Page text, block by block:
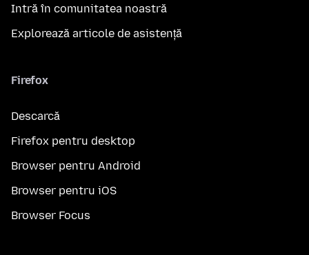
Intră în comunitatea noastră
Explorează articole de asistență
Firefox
Descarcă
Firefox pentru desktop
Browser pentru Android
Browser pentru iOS
Browser Focus